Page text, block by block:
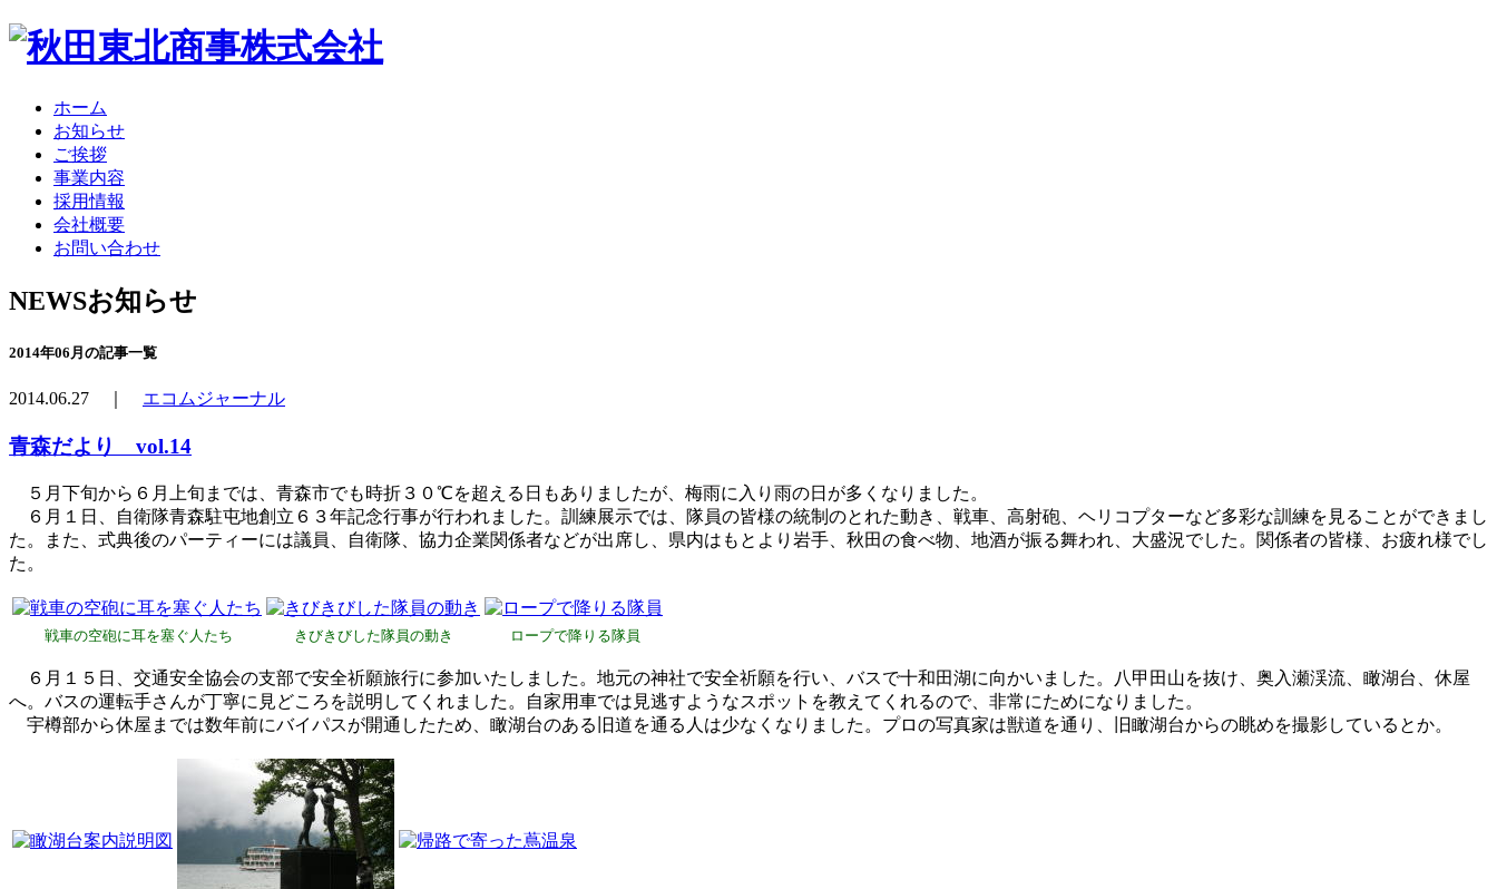
ホーム
お知らせ
ご挨拶
事業内容
採用情報
会社概要
お問い合わせ
NEWSお知らせ
2014年06月の記事一覧
2014.06.27 ｜ エコムジャーナル
青森だより vol.14
５月下旬から６月上旬までは、青森市でも時折３０℃を超える日もありましたが、梅雨に入り雨の日が多くなりました。
６月１日、自衛隊青森駐屯地創立６３年記念行事が行われました。訓練展示では、隊員の皆様の統制のとれた動き、戦車、高射砲、ヘリコプターなど多彩な訓練を見ることができまし
た。また、式典後のパーティーには議員、自衛隊、協力企業関係者などが出席し、県内はもとより岩手、秋田の食べ物、地酒が振る舞われ、大盛況でした。関係者の皆様、お疲れ様でし
た。
戦車の空砲に耳を塞ぐ人たち きびきびした隊員の動き ロープで降りる隊員
６月１５日、交通安全協会の支部で安全祈願旅行に参加いたしました。地元の神社で安全祈願を行い、バスで十和田湖に向かいました。八甲田山を抜け、奥入瀬渓流、瞰湖台、休屋
へ。バスの運転手さんが丁寧に見どころを説明してくれました。自家用車では見逃すようなスポットを教えてくれるので、非常にためになりました。
宇樽部から休屋までは数年前にバイパスが開通したため、瞰湖台のある旧道を通る人は少なくなりました。プロの写真家は獣道を通り、旧瞰湖台からの眺めを撮影しているとか。